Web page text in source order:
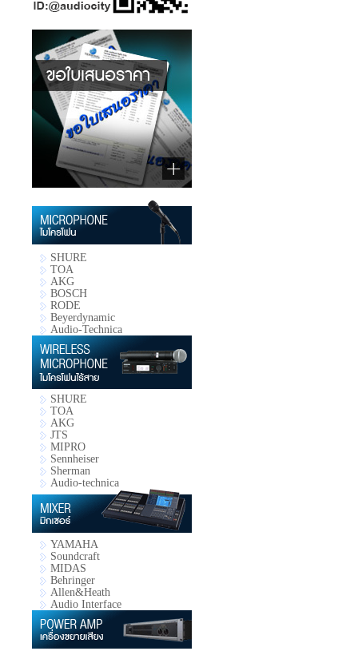
SHURE
TOA
AKG
BOSCH
RODE
Beyerdynamic
Audio-Technica
SHURE
TOA
AKG
JTS
MIPRO
Sennheiser
Sherman
Audio-technica
YAMAHA
Soundcraft
MIDAS
Behringer
Allen&Heath
Audio Interface